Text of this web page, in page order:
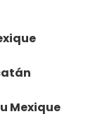
Mexique